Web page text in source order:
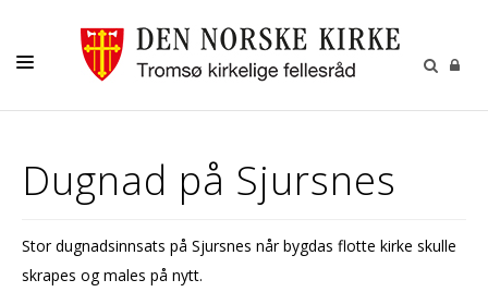
AKTIVITETER OG KONSERTER
KONFIRMASJON
Dugnad på Sjursnes
Stor dugnadsinnsats på Sjursnes når bygdas flotte kirke skulle
skrapes og males på nytt.